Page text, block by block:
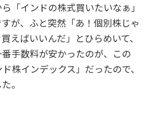
「インドの株式買いたいなぁ」
が、ふと突然「あ！個別株じゃ
えばいいんだ」とひらめいて、
手数料が安かったのが、この
ド株インデックス」だったので、
。